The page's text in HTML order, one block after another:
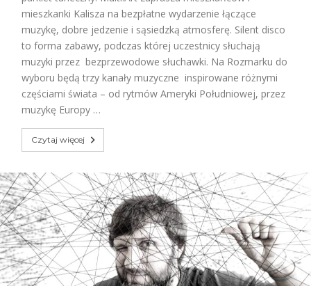
mieszkanki Kalisza na bezpłatne wydarzenie łączące
muzykę, dobre jedzenie i sąsiedzką atmosferę. Silent disco
to forma zabawy, podczas której uczestnicy słuchają
muzyki przez bezprzewodowe słuchawki. Na Rozmarku do
wyboru będą trzy kanały muzyczne inspirowane różnymi
częściami świata – od rytmów Ameryki Południowej, przez
muzykę Europy …
Czytaj więcej